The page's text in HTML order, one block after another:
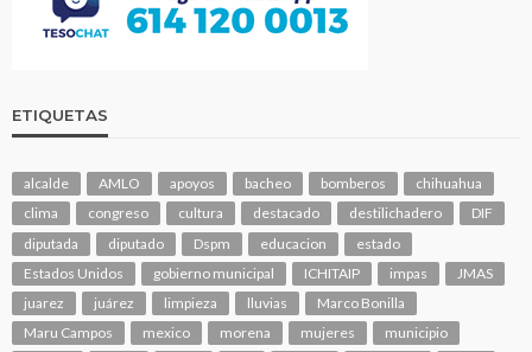
ETIQUETAS
alcalde AMLO apoyos bacheo bomberos
chihuahua
clima
congreso cultura destacado destilichadero
DIF
diputada
diputado Dspm educacion
estado
Estados Unidos
gobierno municipal ICHITAIP impas
JMAS
juarez
juárez limpieza lluvias
Marco Bonilla
Maru Campos
mexico morena mujeres
municipio